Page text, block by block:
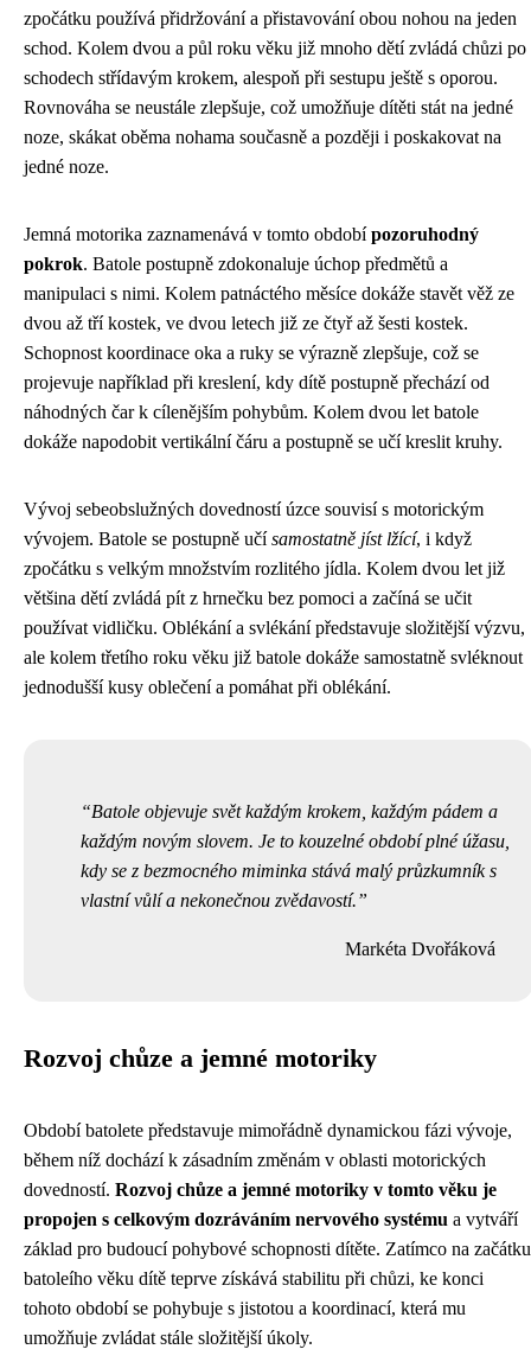
zpočátku používá přidržování a přistavování obou nohou na jeden
schod. Kolem dvou a půl roku věku již mnoho dětí zvládá chůzi po
schodech střídavým krokem, alespoň při sestupu ještě s oporou.
Rovnováha se neustále zlepšuje, což umožňuje dítěti stát na jedné
noze, skákat oběma nohama současně a později i poskakovat na
jedné noze.
Jemná motorika zaznamenává v tomto obdobípozoruhodný
pokrok. Batole postupně zdokonaluje úchop předmětů a
manipulaci s nimi. Kolem patnáctého měsíce dokáže stavět věž ze
dvou až tří kostek, ve dvou letech již ze čtyř až šesti kostek.
Schopnost koordinace oka a ruky se výrazně zlepšuje, což se
projevuje například při kreslení, kdy dítě postupně přechází od
náhodných čar k cílenějším pohybům. Kolem dvou let batole
dokáže napodobit vertikální čáru a postupně se učí kreslit kruhy.
Vývoj sebeobslužných dovedností úzce souvisí s motorickým
vývojem. Batole se postupně učísamostatně jíst lžící, i když
zpočátku s velkým množstvím rozlitého jídla. Kolem dvou let již
většina dětí zvládá pít z hrnečku bez pomoci a začíná se učit
používat vidličku. Oblékání a svlékání představuje složitější výzvu,
ale kolem třetího roku věku již batole dokáže samostatně svléknout
jednodušší kusy oblečení a pomáhat při oblékání.
Batole objevuje svět každým krokem, každým pádem a
každým novým slovem. Je to kouzelné období plné úžasu,
kdy se z bezmocného miminka stává malý průzkumník s
vlastní vůlí a nekonečnou zvědavostí.
Markéta Dvořáková
Rozvoj chůze a jemné motoriky
Období batolete představuje mimořádně dynamickou fázi vývoje,
během níž dochází k zásadním změnám v oblasti motorických
dovedností. Rozvoj chůze a jemné motoriky v tomto věku je
propojen s celkovým dozráváním nervového systému a vytváří
základ pro budoucí pohybové schopnosti dítěte. Zatímco na začátku
batoleího věku dítě teprve získává stabilitu při chůzi, ke konci
tohoto období se pohybuje s jistotou a koordinací, která mu
umožňuje zvládat stále složitější úkoly.